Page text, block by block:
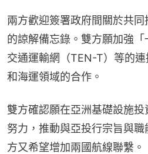
兩方歡迎簽署政府間關於共
的諒解備忘錄。雙方願加強
交通運輸網（TEN-T）等的
和海運領域的合作。
雙方確認願在亞洲基礎設施投
努力，推動與亞投行宗旨與
方又希望增加兩國航線聯繫。